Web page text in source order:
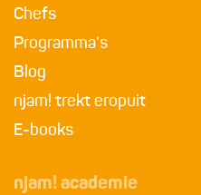
Chefs
Programma's
Blog
njam! trekt eropuit
E-books
njam! academie